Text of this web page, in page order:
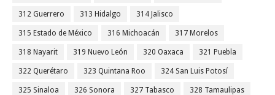
312 Guerrero 313 Hidalgo 314 Jalisco
315 Estado de México 316 Michoacán 317 Morelos
318 Nayarit 319 Nuevo León 320 Oaxaca 321 Puebla
322 Querétaro 323 Quintana Roo 324 San Luis Potosí
325 Sinaloa 326 Sonora 327 Tabasco 328 Tamaulipas